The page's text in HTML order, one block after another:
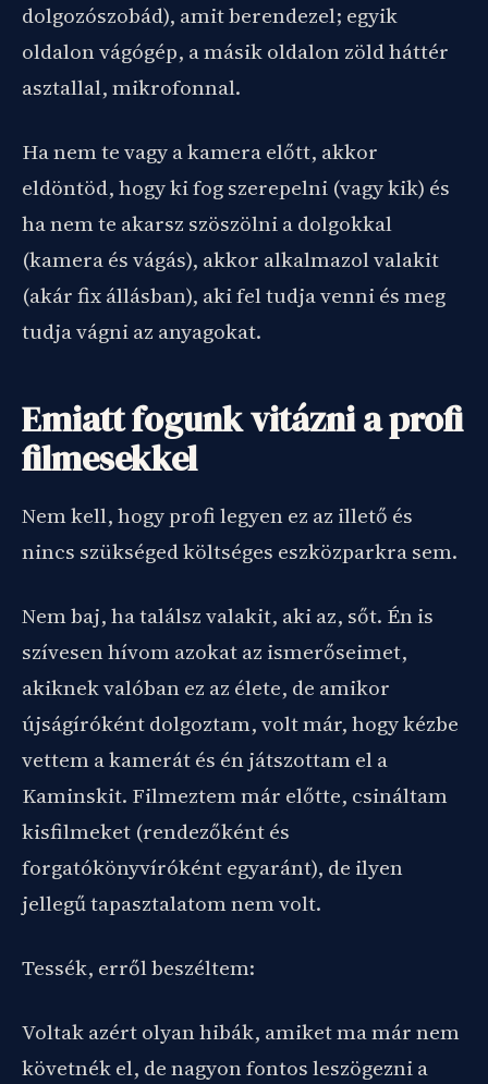
dolgozószobád), amit berendezel; egyik
oldalon vágógép, a másik oldalon zöld háttér
asztallal, mikrofonnal.
Ha nem te vagy a kamera előtt, akkor
eldöntöd, hogy ki fog szerepelni (vagy kik) és
ha nem te akarsz szöszölni a dolgokkal
(kamera és vágás), akkor alkalmazol valakit
(akár fix állásban), aki fel tudja venni és meg
tudja vágni az anyagokat.
Emiatt fogunk vitázni a profi
filmesekkel
Nem kell, hogy profi legyen ez az illető és
nincs szükséged költséges eszközparkra sem.
Nem baj, ha találsz valakit, aki az, sőt. Én is
szívesen hívom azokat az ismerőseimet,
akiknek valóban ez az élete, de amikor
újságíróként dolgoztam, volt már, hogy kézbe
vettem a kamerát és én játszottam el a
Kaminskit. Filmeztem már előtte, csináltam
kisfilmeket (rendezőként és
forgatókönyvíróként egyaránt), de ilyen
jellegű tapasztalatom nem volt.
Tessék, erről beszéltem:
Voltak azért olyan hibák, amiket ma már nem
követnék el, de nagyon fontos leszögezni a